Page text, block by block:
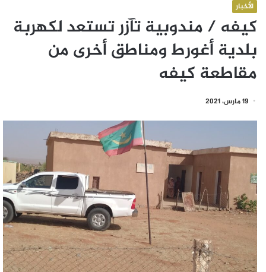
الأخبار
كيفه / مندوبية تآزر تستعد لكهربة
بلدية أغورط ومناطق أخرى من
مقاطعة كيفه
19 مارس، 2021